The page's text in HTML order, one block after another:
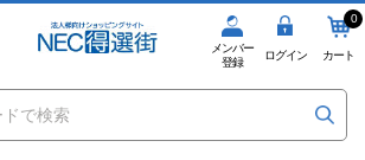
メンバー
登録
ログイン
0
カート